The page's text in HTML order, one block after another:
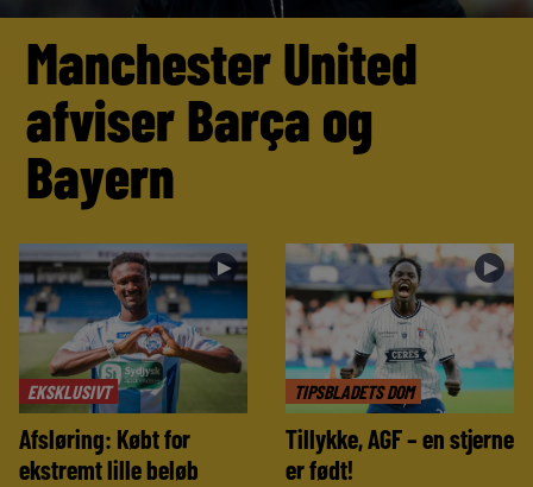
Manchester United
afviser Barça og
Bayern
EKSKLUSIVT
►
Afsløring: Købt for
ekstremt lille beløb
TIPSBLADETS DOM
►
Tillykke, AGF – en stjerne
er født!